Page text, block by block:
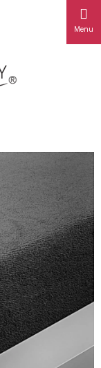
košík